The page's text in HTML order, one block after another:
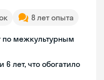
8 лет опыта
по межкультурным
лет, что обогатило